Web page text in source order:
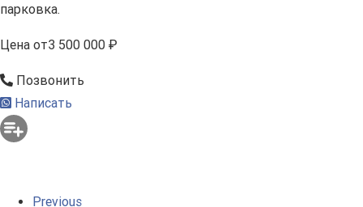
парковка.
Цена от3 500 000 ₽
Позвонить
Написать
Previous